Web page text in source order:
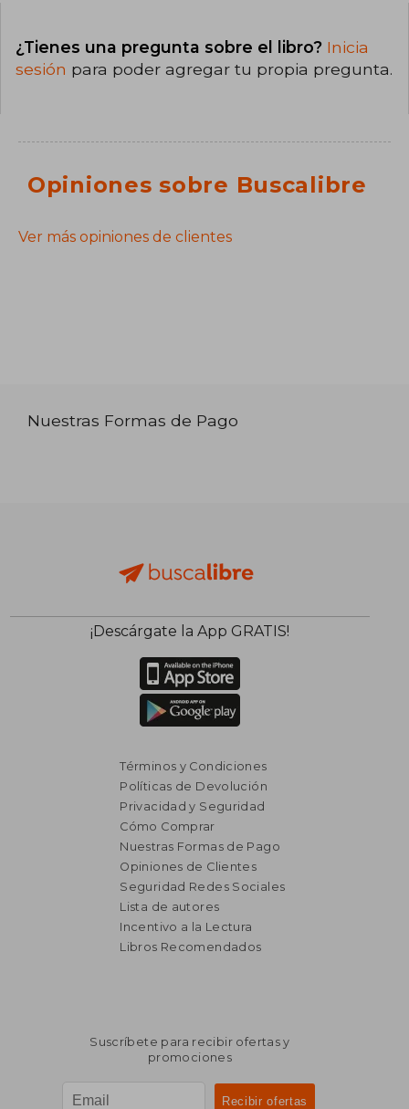
¿Tienes una pregunta sobre el libro? Inicia
sesión para poder agregar tu propia pregunta.
Opiniones sobre Buscalibre
Ver más opiniones de clientes
Nuestras Formas de Pago
¡Descárgate la App GRATIS!
Términos y Condiciones
Políticas de Devolución
Privacidad y Seguridad
Cómo Comprar
Nuestras Formas de Pago
Opiniones de Clientes
Seguridad Redes Sociales
Lista de autores
Incentivo a la Lectura
Libros Recomendados
Suscríbete para recibir ofertas y
promociones